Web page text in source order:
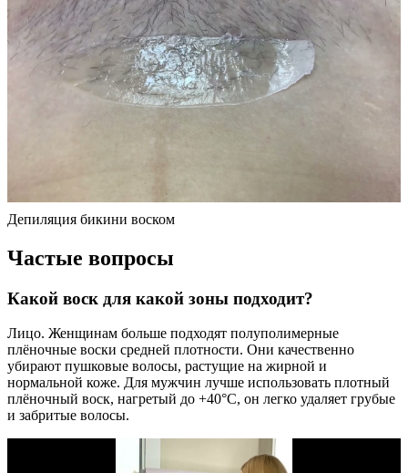
Депиляция бикини воском
Частые вопросы
Какой воск для какой зоны подходит?
Лицо. Женщинам больше подходят полуполимерные
плёночные воски средней плотности. Они качественно
убирают пушковые волосы, растущие на жирной и
нормальной коже. Для мужчин лучше использовать плотный
плёночный воск, нагретый до +40°C, он легко удаляет грубые
и забритые волосы.